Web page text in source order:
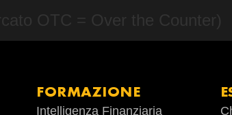
OTC = Over the Counter)
FORMAZIONE
Intelligenza Finanziaria